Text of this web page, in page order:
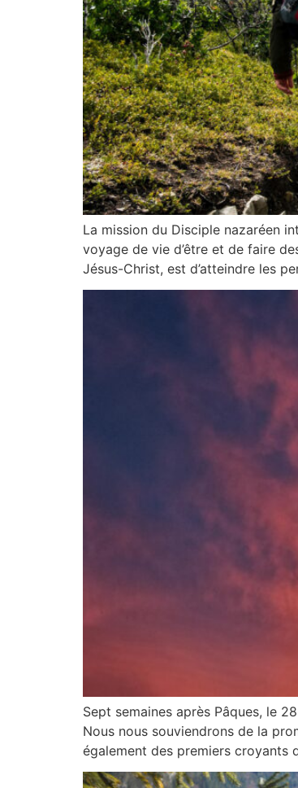
La mission du Disciple nazaréen
voyage de vie d’être et de faire
Jésus-Christ, est d’atteindre les
Sept semaines après Pâques, le
Nous nous souviendrons de la
également des premiers croyants